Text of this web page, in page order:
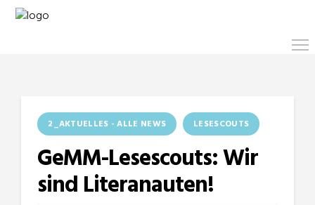
2_AKTUELLES - ALLE NEWS LESESCOUTS
GeMM-Lesescouts: Wir
sind Literanauten!